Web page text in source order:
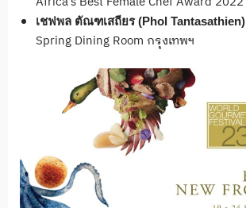
เชฟพล ตัณฑเสถียร(Phol Tantasathien)
Spring Dining Room กรุงเทพฯ